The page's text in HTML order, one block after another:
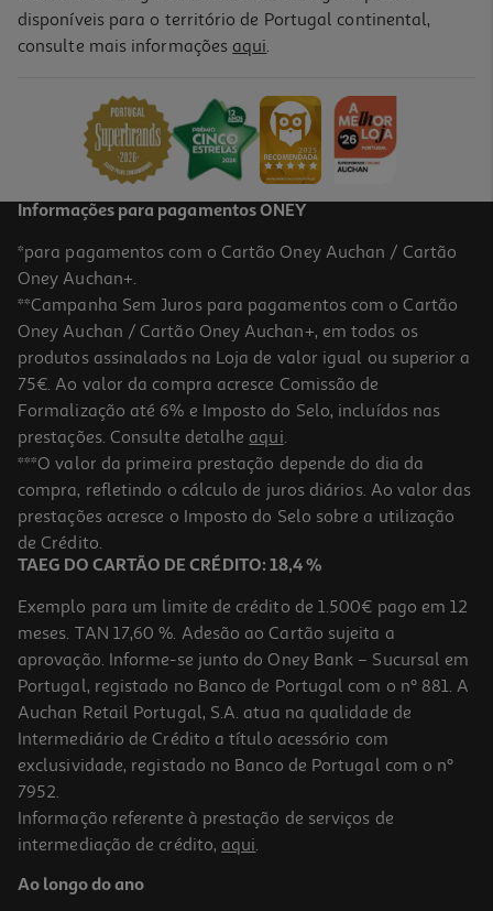
disponíveis para o território de Portugal continental,
consulte mais informações aqui.
Informações para pagamentos ONEY
*para pagamentos com o Cartão Oney Auchan / Cartão
Oney Auchan+.
**Campanha Sem Juros para pagamentos com o Cartão
Oney Auchan / Cartão Oney Auchan+, em todos os
produtos assinalados na Loja de valor igual ou superior a
75€. Ao valor da compra acresce Comissão de
Formalização até 6% e Imposto do Selo, incluídos nas
prestações. Consulte detalhe aqui.
***O valor da primeira prestação depende do dia da
compra, refletindo o cálculo de juros diários. Ao valor das
prestações acresce o Imposto do Selo sobre a utilização
de Crédito.
TAEG DO CARTÃO DE CRÉDITO: 18,4 %
Exemplo para um limite de crédito de 1.500€ pago em 12
meses. TAN 17,60 %. Adesão ao Cartão sujeita a
aprovação. Informe-se junto do Oney Bank – Sucursal em
Portugal, registado no Banco de Portugal com o nº 881. A
Auchan Retail Portugal, S.A. atua na qualidade de
Intermediário de Crédito a título acessório com
exclusividade, registado no Banco de Portugal com o nº
7952.
Informação referente à prestação de serviços de
intermediação de crédito, aqui.
Ao longo do ano